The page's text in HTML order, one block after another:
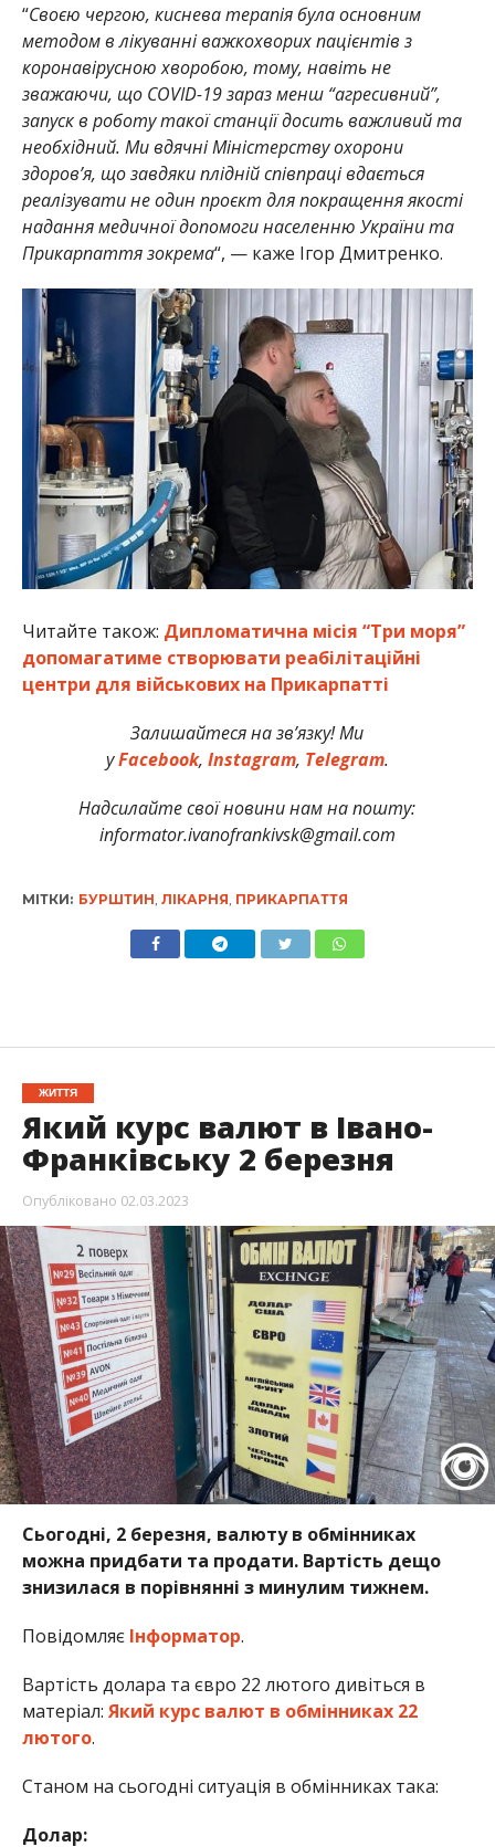
“Своєю чергою, киснева терапія була основним
методом в лікуванні важкохворих пацієнтів з
коронавірусною хворобою, тому, навіть не
зважаючи, що COVID-19 зараз менш “агресивний”,
запуск в роботу такої станції досить важливий та
необхідний. Ми вдячні Міністерству охорони
здоров’я, що завдяки плідній співпраці вдається
реалізувати не один проєкт для покращення якості
надання медичної допомоги населенню України та
Прикарпаття зокрема“, — каже Ігор Дмитренко.
Читайте також: Дипломатична місія “Три моря”
допомагатиме створювати реабілітаційні
центри для військових на Прикарпатті
Залишайтеся на зв’язку! Ми
уFacebook, Instagram, Telegram.
Надсилайте свої новини нам на пошту:
informator.ivanofrankivsk@gmail.com
МІТКИ: БУРШТИН, ЛІКАРНЯ, ПРИКАРПАТТЯ
ЖИТТЯ
Який курс валют в Івано-
Франківську 2 березня
Опубліковано 02.03.2023
Сьогодні, 2 березня, валюту в обмінниках
можна придбати та продати. Вартість дещо
знизилася в порівнянні з минулим тижнем.
Повідомляє Інформатор.
Вартість долара та євро 22 лютого дивіться в
матеріал: Який курс валют в обмінниках 22
лютого.
Станом на сьогодні ситуація в обмінниках така:
Долар: